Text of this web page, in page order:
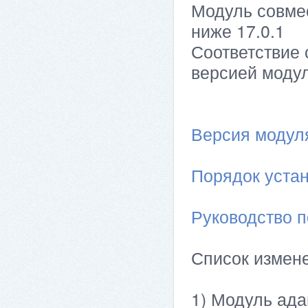
Модуль
ниже 17.0.1
версией
Версия
Порядок
Руководство
Список
1) Модуль